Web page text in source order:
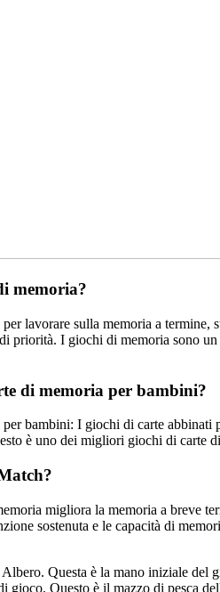
memoria?
lavorare sulla memoria a termine,
priorità. I giochi di memoria sono
di memoria per bambini?
bambini: I giochi di carte
è uno dei migliori giochi di carte
migliora la memoria a breve
sostenuta e le capacità di
Questa è la mano iniziale
gioco. Questo è il mazzo di pesca